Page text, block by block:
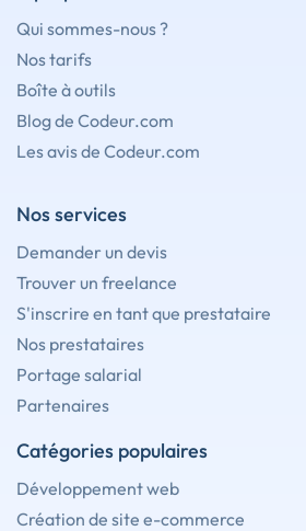
Qui sommes-nous ?
Nos tarifs
Boîte à outils
Blog de Codeur.com
Les avis de Codeur.com
Nos services
Demander un devis
Trouver un freelance
S'inscrire en tant que prestataire
Nos prestataires
Portage salarial
Partenaires
Catégories populaires
Développement web
Création de site e-commerce